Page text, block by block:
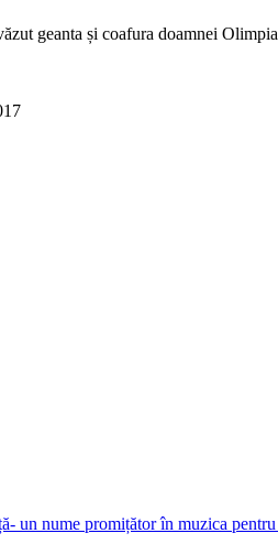
geanta și coafura doamnei